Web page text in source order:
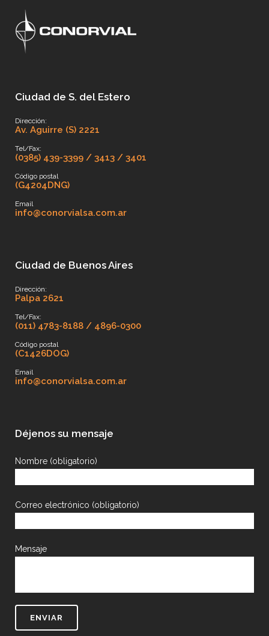
Ciudad de S. del Estero
Dirección:
Av. Aguirre (S) 2221
Tel/Fax:
(0385) 439-3399 / 3413 / 3401
Código postal
(G4204DNG)
Email
info@conorvialsa.com.ar
Ciudad de Buenos Aires
Dirección:
Palpa 2621
Tel/Fax:
(011) 4783-8188 / 4896-0300
Código postal
(C1426DOG)
Email
info@conorvialsa.com.ar
Déjenos su mensaje
Nombre (obligatorio)
Correo electrónico (obligatorio)
Mensaje